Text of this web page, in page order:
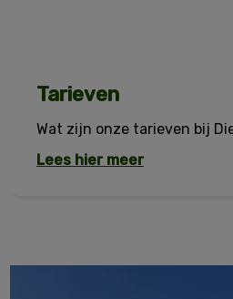
Tarieven
Wat zijn onze tarieven bij
Lees hier meer